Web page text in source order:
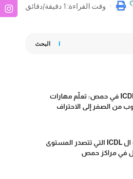
وقت القراءة: 1 دقيقة/دقائق
البحث
دورة ICDL في حمص: تعلّم مهارات
من الصفر إلى الاحتراف
دورات ال ICDL التي تتصدر المستوى
في مراكز حمص